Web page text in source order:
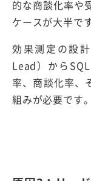
的な商談化率や
ケースが大半です
効果測定の設
Lead）から
率、商談化率、
組みが必要です。